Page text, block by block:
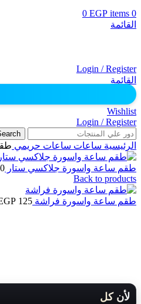
0
items
0 EGP
القائمة
Login / Register
القائمة
Wishlist
Login / Register
الرئيسية ساعات ساعات حريمي
طقم ساعة واسورة جلاكسي ستار
Back to products
طقم ساعة واسورة فراشة 125
لأن كل لحظة مهمة .. هنوصلك